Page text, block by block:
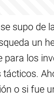
supo de
un
para los
tácticos.
o si fue